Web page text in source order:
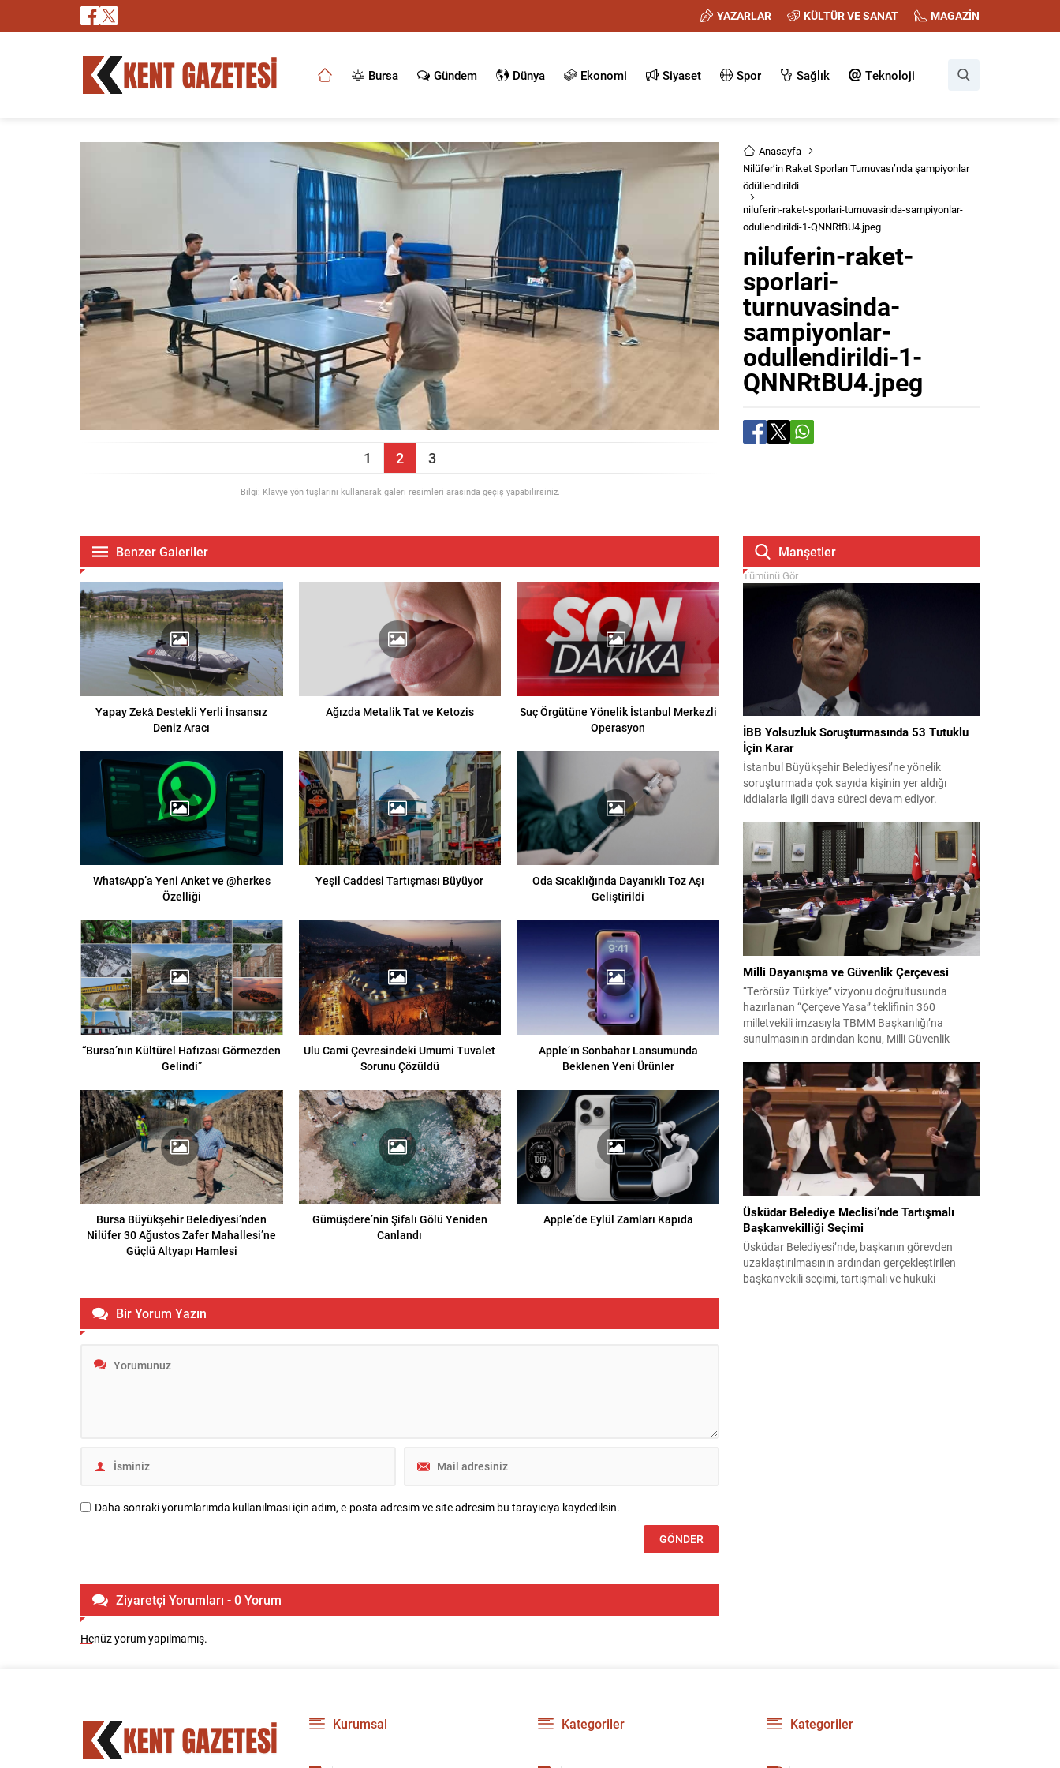
YAZARLAR KÜLTÜR VE SANAT MAGAZİN
Bursa Gündem Dünya Ekonomi Siyaset Spor Sağlık Teknoloji
1 2 3
Bilgi: Klavye yön tuşlarını kullanarak galeri resimleri arasında geçiş yapabilirsiniz.
Anasayfa
Nilüfer’in Raket Sporları Turnuvası’nda şampiyonlar
ödüllendirildi
niluferin-raket-sporlari-turnuvasinda-sampiyonlar-
odullendirildi-1-QNNRtBU4.jpeg
niluferin-raket-
sporlari-
turnuvasinda-
sampiyonlar-
odullendirildi-1-
QNNRtBU4.jpeg
Benzer Galeriler
Yapay Zekâ Destekli Yerli İnsansız
Deniz Aracı
Ağızda Metalik Tat ve Ketozis
Suç Örgütüne Yönelik İstanbul Merkezli
Operasyon
WhatsApp’a Yeni Anket ve @herkes
Özelliği
Yeşil Caddesi Tartışması Büyüyor
Oda Sıcaklığında Dayanıklı Toz Aşı
Geliştirildi
“Bursa’nın Kültürel Hafızası Görmezden
Gelindi”
Ulu Cami Çevresindeki Umumi Tuvalet
Sorunu Çözüldü
Apple’ın Sonbahar Lansumunda
Beklenen Yeni Ürünler
Bursa Büyükşehir Belediyesi’nden
Nilüfer 30 Ağustos Zafer Mahallesi’ne
Güçlü Altyapı Hamlesi
Gümüşdere’nin Şifalı Gölü Yeniden
Canlandı
Apple’de Eylül Zamları Kapıda
Bir Yorum Yazın
Daha sonraki yorumlarımda kullanılması için adım, e-posta adresim ve site adresim bu tarayıcıya kaydedilsin.
Ziyaretçi Yorumları - 0 Yorum
Henüz yorum yapılmamış.
Manşetler
Tümünü Gör
İBB Yolsuzluk Soruşturmasında 53 Tutuklu
İçin Karar
İstanbul Büyükşehir Belediyesi’ne yönelik
soruşturmada çok sayıda kişinin yer aldığı
iddialarla ilgili dava süreci devam ediyor.
sanıkların tutukluluk hallerini ayrı ayrı
değerlendirdi. İnceleme sonucunda, aralarında
Ekrem İmamoğlu’nun da bulunduğu 53 tutuklu
hakkında tutukluluk hallerinin sürdürülmesine
karar verildi. İddialar ve değerlendirilen talepler
Soruşturma kapsamında sanıklara yöneltilen...
Milli Dayanışma ve Güvenlik Çerçevesi
“Terörsüz Türkiye” vizyonu doğrultusunda
hazırlanan “Çerçeve Yasa” teklifinin 360
milletvekili imzasıyla TBMM Başkanlığı’na
sunulmasının ardından konu, Milli Güvenlik
Toplantı sonrası yayımlanan sekiz maddelik
bildiri, ülke güvenliği ve bölgesel gelişmelere dair
değerlendirmeleri içermektedir. Yaklaşık 2 saat
15 dakika süren oturumun sonuç metninde;
terörle mücadele, bölgesel istikrar,...
Üsküdar Belediye Meclisi’nde Tartışmalı
Başkanvekilliği Seçimi
Üsküdar Belediyesi’nde, başkanın görevden
uzaklaştırılmasının ardından gerçekleştirilen
başkanvekili seçimi, tartışmalı ve hukuki
Kurumsal Kategoriler Kategoriler